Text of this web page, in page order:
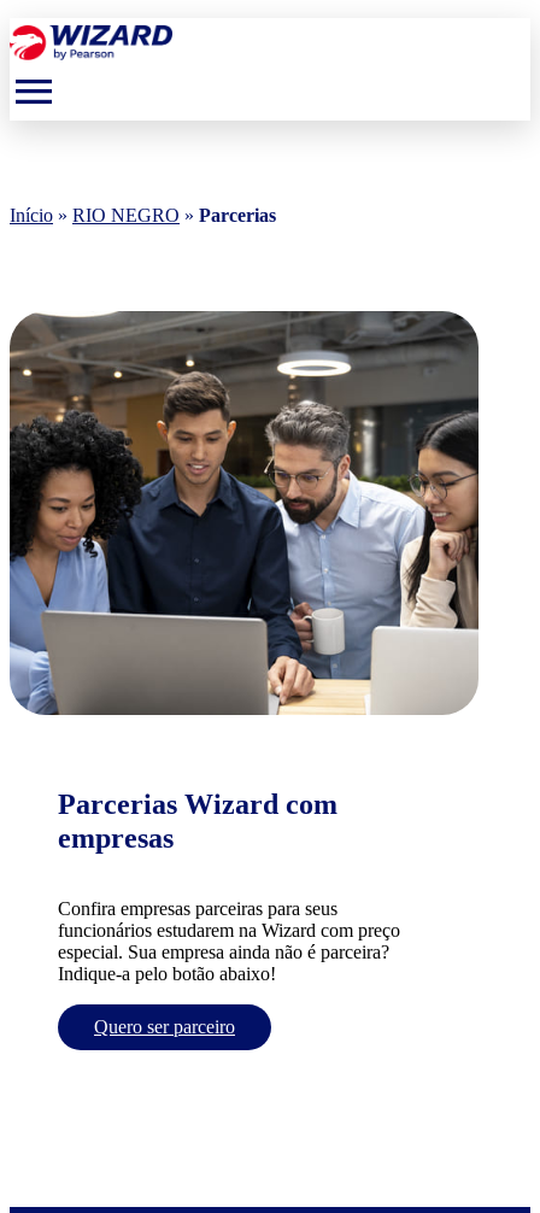
menu
Início » RIO NEGRO » Parcerias
Parcerias Wizard com
empresas
Confira empresas parceiras para seus
funcionários estudarem na Wizard com preço
especial. Sua empresa ainda não é parceira?
Indique-a pelo botão abaixo!
Quero ser parceiro